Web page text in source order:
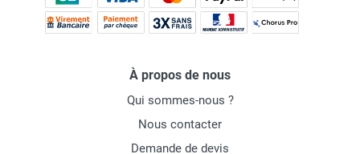
À propos de nous
Qui sommes-nous ?
Nous contacter
Demande de devis